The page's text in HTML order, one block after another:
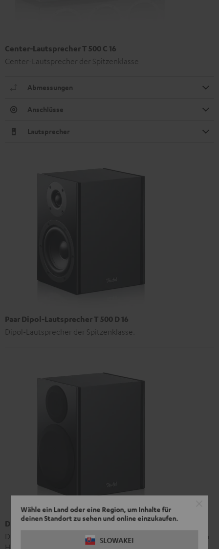
Wähle ein Land oder eine Region, um Inhalte für
deinen Standort zu sehen und online einzukaufen.
SLOWAKEI
Center-Lautsprecher T 500 C 16
Center-Lautsprecher der Spitzenklasse
Abmessungen
Anschlüsse
Lautsprecher
Paar Dipol-Lautsprecher T 500 D 16
Dipol-Lautsprecher der Spitzenklasse.
Dipol-Lautsprecher T 500 DL 16
Die T 500 D sind doppelt bestückt – pro Seite arbeiten je ein